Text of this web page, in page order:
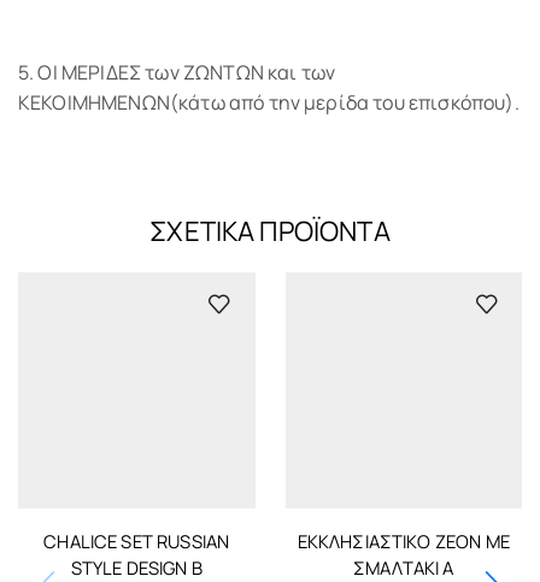
5. ΟΙ ΜΕΡΙΔΕΣ των ΖΩΝΤΩΝ και των
ΚΕΚΟΙΜΗΜΕΝΩΝ(κάτω από την μερίδα του επισκόπου).
ΣΧΕΤΙΚΆ ΠΡΟΪΌΝΤΑ
CHALICE SET RUSSIAN
STYLE DESIGN B
ΕΚΚΛΗΣΙΑΣΤΙΚΌ ΖΈΟΝ ΜΕ
ΣΜΑΛΤΆΚΙ Α